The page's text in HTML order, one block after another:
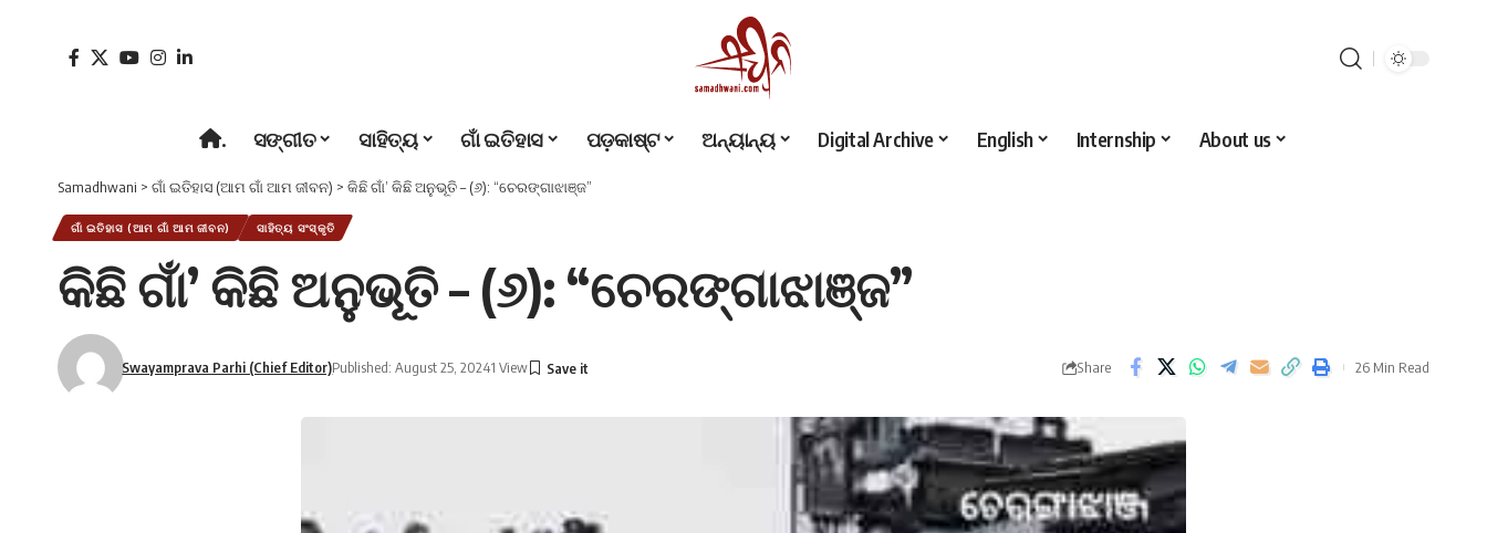
. ସଙ୍ଗୀତ ସାହିତ୍ୟ ଗାଁ ଇତିହାସ ପଡ଼କାଷ୍ଟ ଅନ୍ୟାନ୍ୟ Digital Archive English Internship About us
Samadhwani > ଗାଁ ଇତିହାସ (ଆମ ଗାଁ ଆମ ଜୀବନ) > କିଛି ଗାଁ’ କିଛି ଅନୁଭୂତି – (୬): “ଚେରଙ୍ଗାଝାଞ୍ଜ”
ଗାଁ ଇତିହାସ (ଆମ ଗାଁ ଆମ ଜୀବନ) ସାହିତ୍ୟ ସଂସ୍କୃତି
କିଛି ଗାଁ’ କିଛି ଅନୁଭୂତି – (୬): “ଚେରଙ୍ଗାଝାଞ୍ଜ”
Swayamprava Parhi (Chief Editor)Published: August 25, 20241 View Share 26 Min Read